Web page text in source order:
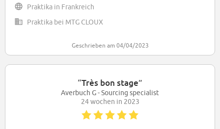
Praktika in Frankreich
Praktika bei MTG CLOUX
Geschrieben am 04/04/2023
“Très bon stage”
Averbuch G - Sourcing specialist
24 wochen in 2023